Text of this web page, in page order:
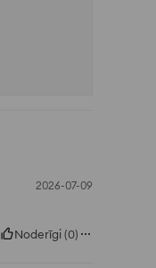
2026-07-09
Noderīgi(0)